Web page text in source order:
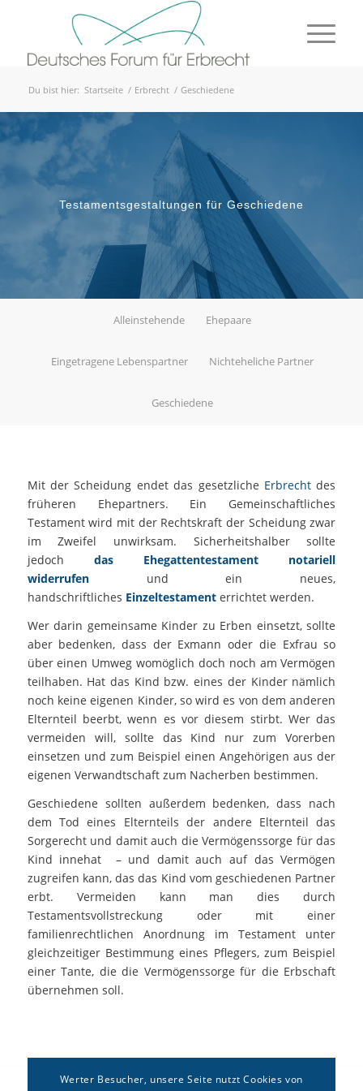
Du bist hier: Startseite / Erbrecht / Geschiedene
Testamentsgestaltungen für Geschiedene
Alleinstehende Ehepaare
Eingetragene Lebenspartner Nichteheliche Partner
Geschiedene
Mit der Scheidung endet das gesetzliche Erbrecht des
früheren Ehepartners. Ein Gemeinschaftliches
Testament wird mit der Rechtskraft der Scheidung zwar
im Zweifel unwirksam. Sicherheitshalber sollte
jedoch das Ehegattentestament notariell
widerrufenund ein neues,
handschriftliches Einzeltestamenterrichtet werden.
Wer darin gemeinsame Kinder zu Erben einsetzt, sollte
aber bedenken, dass der Exmann oder die Exfrau so
über einen Umweg womöglich doch noch am Vermögen
teilhaben. Hat das Kind bzw. eines der Kinder nämlich
noch keine eigenen Kinder, so wird es von dem anderen
Elternteil beerbt, wenn es vor diesem stirbt. Wer das
vermeiden will, sollte das Kind nur zum Vorerben
einsetzen und zum Beispiel einen Angehörigen aus der
eigenen Verwandtschaft zum Nacherben bestimmen.
Geschiedene sollten außerdem bedenken, dass nach
dem Tod eines Elternteils der andere Elternteil das
Sorgerecht und damit auch die Vermögenssorge für das
Kind innehat – und damit auch auf das Vermögen
zugreifen kann, das das Kind vom geschiedenen Partner
erbt. Vermeiden kann man dies durch
Testamentsvollstreckung oder mit einer
familienrechtlichen Anordnung im Testament unter
gleichzeitiger Bestimmung eines Pflegers, zum Beispiel
einer Tante, die die Vermögenssorge für die Erbschaft
übernehmen soll.
Werter Besucher, unsere Seite nutzt Cookies von